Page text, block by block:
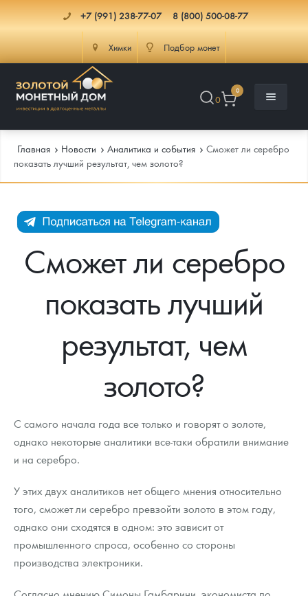
+7 (991) 238-77-07 8 (800) 500-08-77
Химки Подбор монет
0
0
Каталог Монет
Инвестиционные монеты
Монеты Царской России
Монеты стран мира после 1950г
Георгий Победоносец
Аксессуары
Гарри Поттер
Год Лошади
Флот: ледоколы и корабли
Жетоны "Необыкновенные обитатели глубин"
Ювелирные изделия
Инфо
Как сделать заказ
Памятка для работы с монетами из драгметаллов
Условия возврата
Монеты
Политика конфиденциальности
Политика использования Cookies
Положение по обработке и защите персональных данных
Доставка
Информация
Аналитика и события
Итоги 2025 года. Прогноз курсов золота, серебра, платины на
Скупка слитков
Наши преимущества
Главная Новости Аналитика и события
Сможет ли серебро
показать лучший результат, чем золото?
Сможет ли серебро
показать лучший
результат, чем
золото?
С самого начала года все только и говорят о золоте,
однако некоторые аналитики все-таки обратили внимание
и на серебро.
У этих двух аналитиков нет общего мнения относительно
того, сможет ли серебро превзойти золото в этом году,
однако они сходятся в одном: это зависит от
промышленного спроса, особенно со стороны
производства электроники.